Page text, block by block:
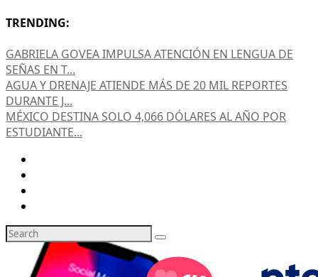
TRENDING:
GABRIELA GOVEA IMPULSA ATENCIÓN EN LENGUA DE
SEÑAS EN T...
AGUA Y DRENAJE ATIENDE MÁS DE 20 MIL REPORTES
DURANTE J...
MÉXICO DESTINA SOLO 4,066 DÓLARES AL AÑO POR
ESTUDIANTE...